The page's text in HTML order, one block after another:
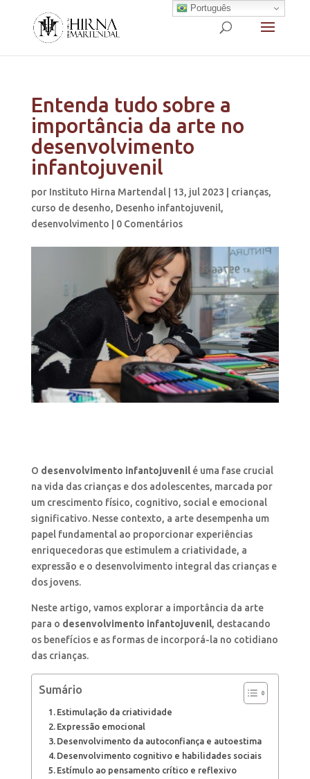
Entenda tudo sobre a
importância da arte no
desenvolvimento
infantojuvenil
por Instituto Hirna Martendal| 13, jul 2023 crianças,
curso de desenho, Desenho infantojuvenil,
desenvolvimento
0 Comentários
O desenvolvimento infantojuvenilé uma fase crucial
na vida das crianças e dos adolescentes, marcada por
um crescimento físico, cognitivo, social e emocional
significativo. Nesse contexto, a arte desempenha um
papel fundamental ao proporcionar experiências
enriquecedoras que estimulem a criatividade, a
expressão e o desenvolvimento integral das crianças e
dos jovens.
Neste artigo, vamos explorar a importância da arte
para o desenvolvimento infantojuvenil, destacando
os benefícios e as formas de incorporá-la no cotidiano
das crianças.
Sumário
Estimulação da criatividade
Expressão emocional
Desenvolvimento da autoconfiança e autoestima
Desenvolvimento cognitivo e habilidades sociais
Estímulo ao pensamento crítico e reflexivo
Português